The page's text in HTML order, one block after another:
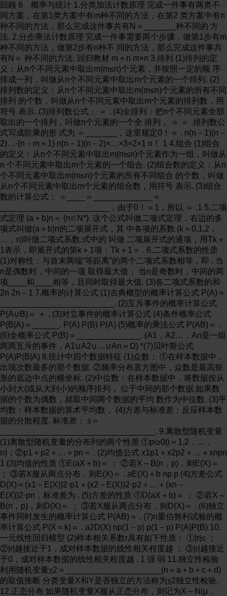
回顾 6 概率与统计 1.分类加法计数原理 完成一件事有两类不
同方案，在第1类方案中有m种不同的方法，在第2 类方案中有n
种不同的方法，那么完成这件事共有N＝_______种不同的 方
法. 2.分步乘法计数原理 完成一件事需要两个步骤，做第1步有m
种不同的方法，做第2步有n种不 同的方法，那么完成这件事共
有N＝ 种不同的方法. 回归教材 m＋n m×n 3.排列 (1)排列的定
义：从n个不同元素中取出m(m≤n)个元素，并按照一定的顺 序
排成一列，叫做从n个不同元素中取出m个元素的一个排列. (2)
排列数的定义：从n个不同元素中取出m(m≤n)个元素的所有不同
排列 的个数，叫做从n个不同元素中取出m个元素的排列数，用
符号 表示. (3)排列数公式： ＝ . (4)全排列：把n个不同元素全部
取出的一个排列，叫做n个元素的一个全 排列， ＝ ＝ .排列数公
式写成阶乘的形 式为 ＝_______，这里规定0！＝ . n(n－1)(n－
2)…·(n－m＋1) n(n－1)(n－2)×…×3×2×1 n！ 1 4.组合 (1)组合
的定义：从n个不同元素中取出m(m≤n)个元素作为一组，叫做从
n 个不同元素中取出m个元素的一个组合. (2)组合数的定义：从n
个不同元素中取出m(m≤n)个元素的所有不同组合 的个数，叫做
从n个不同元素中取出m个元素的组合数，用符号 表示. (3)组合
数的计算公式： ＝____＝_____________＝
________________________，由于0！＝1，所以 ＝ .1 5.二项
式定理 (a＋b)n＝ (n∈N*). 这个公式叫做二项式定理，右边的多
项式叫做(a＋b)n的二项展开式，其 中各项的系数 (k＝0,1,2，
…，n)叫做二项式系数.式中的 叫做 二项展开式的通项，用Tk＋
1表示，即展开式的第k＋1项：Tk＋1＝ . 6.二项式系数的性质
(1)对称性：与首末两端“等距离”的两个二项式系数相等，即 . 当
n是偶数时，中间的一项 取得最大值； 当n是奇数时，中间的两
项____和____相等，且同时取得最大值. (3)各二项式系数的和
2n 2n－1 7.概率的计算公式 (1)古典概型的概率计算公式 P(A)＝
_________________________. (2)互斥事件的概率计算公式
P(A∪B)＝ ＋ . (3)对立事件的概率计算公式 (4)条件概率公式
P(B|A)＝______. P(A) P(B) P(A) (5)概率的乘法公式 P(AB)＝ .
(6)全概率公式 P(B)＝______________. (A1，A2…，An是一组
两两互斥的事件，A1∪A2∪…∪An＝Ω) *(7)贝叶斯公式
P(A)P(B|A) 8.统计中四个数据特征 (1)众数： ①在样本数据中，
出现次数最多的那个数据. ②频率分布直方图中，众数是最高矩
形的底边中点的横坐标. (2)中位数：在样本数据中，将数据按从
小到大(或从大到小)的顺序排列， 位于中间的那个数据.如果数
据的个数为偶数，就取中间两个数据的平均 数作为中位数. (3)平
均数：样本数据的算术平均数， (4)方差与标准差：反应样本数
据的分散程度. 标准差： s＝
__________________________________. 9.离散型随机变量
(1)离散型随机变量的分布列的两个性质 ①pi≥0(i＝1,2，…，
n)；②p1＋p2＋…＋pn＝ . (2)均值公式 x1p1＋x2p2＋…＋xnpn
1 (3)均值的性质 ①E(aX＋b)＝ ； ②若X～B(n，p)，则E(X)＝
； ③若X服从两点分布，则E(X)＝ . aE(X)＋b np p (4)方差公式
D(X)＝(x1－E(X))2·p1＋(x2－E(X))2·p2＋…＋(xn－
E(X))2·pn，标准差为 . (5)方差的性质 ①D(aX＋b)＝ ； ②若X～
B(n，p)，则D(X)＝ ； ③若X服从两点分布，则D(X)＝ . (6)独立
事件同时发生的概率计算公式 P(AB)＝ . (7)n重伯努利试验的概
率计算公式 P(X＝k)＝ . a2D(X) np(1－p) p(1－p) P(A)P(B) 10.
一元线性回归模型 (2)样本相关系数r具有如下性质： ①|r|≤ ；
②|r|越接近于1，成对样本数据的线性相关程度越 ； ③|r|越接近
于0，成对样本数据的线性相关程度越 . 1 强 弱 11.独立性检验
利用随机变量χ2＝_____________________(n＝a＋b＋c＋d)
的取值推断 分类变量X和Y是否独立的方法称为χ2独立性检验.
12.正态分布 如果随机变量X服从正态分布，则记为X～N(μ，